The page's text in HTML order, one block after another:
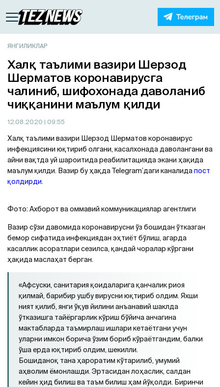
ЯНГИЛИКЛАР
Халқ таълими вазири Шерзод
Шерматов коронавирусга
чалиниб, шифохонада даволаниб
чиққанини маълум қилди
12.08.2020 | 09:55
Халқ таълими вазири Шерзод Шерматов коронавирус
инфекциясини юқтириб олгани, касалхонада даволангани ва
айни вақтда уй шароитида реабилитацияда экани ҳақида
маълум қилди. Вазир бу ҳақда Telegram’даги каналидапост
қолдирди.
Фото: Ахборот ва оммавий коммуникациялар агентлиги
Вазир сўзи давомида коронавирусни ўз бошидан ўтказган
бемор сифатида инфекциядан эҳтиёт бўлиш, агарда
касаллик асоратлари сезилса, қандай чоралар кўргани
ҳақида маслаҳат берган.
«Афсуски, санитария қоидаларига қанчалик риоя
қилмай, барибир ушбу вирусни юқтириб олдим. Яхши
ният қилиб, янги ўқув йилини анъанавий шаклда
ўтказишга тайёргарлик кўриш бўйича анчагина
мактабларда таъмирлаш ишлари кетаётгани учун
уларни имкон борича ўзим бориб кўраётгандим, балки
ўша ерда юқтириб олдим, шекилли.
Бошиданоқ тана ҳароратим кўтарилиб, умумий
аҳволим ёмонлашди. Эртасидан лоҳаслик, салдан
кейин ҳид билиш ва таъм билиш ҳам йўқолди. Биринчи